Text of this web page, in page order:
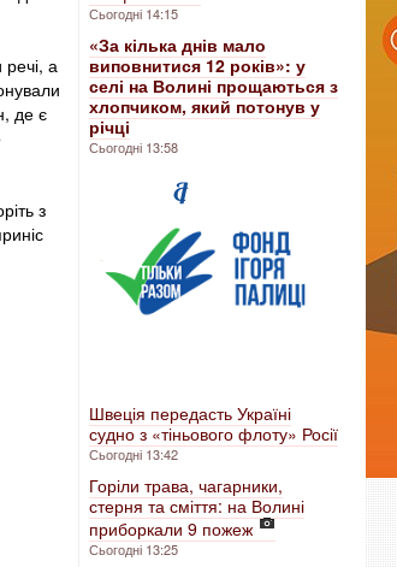
а
де є
з
Сьогодні 14:15
«За кілька днів мало
виповнитися 12 років»: у
селі на Волині прощаються з
хлопчиком, який потонув у
річці
Сьогодні 13:58
Швеція передасть Україні
судно з «тіньового флоту» Росії
Сьогодні 13:42
Горіли трава, чагарники,
стерня та сміття: на Волині
приборкали 9 пожеж
Сьогодні 13:25